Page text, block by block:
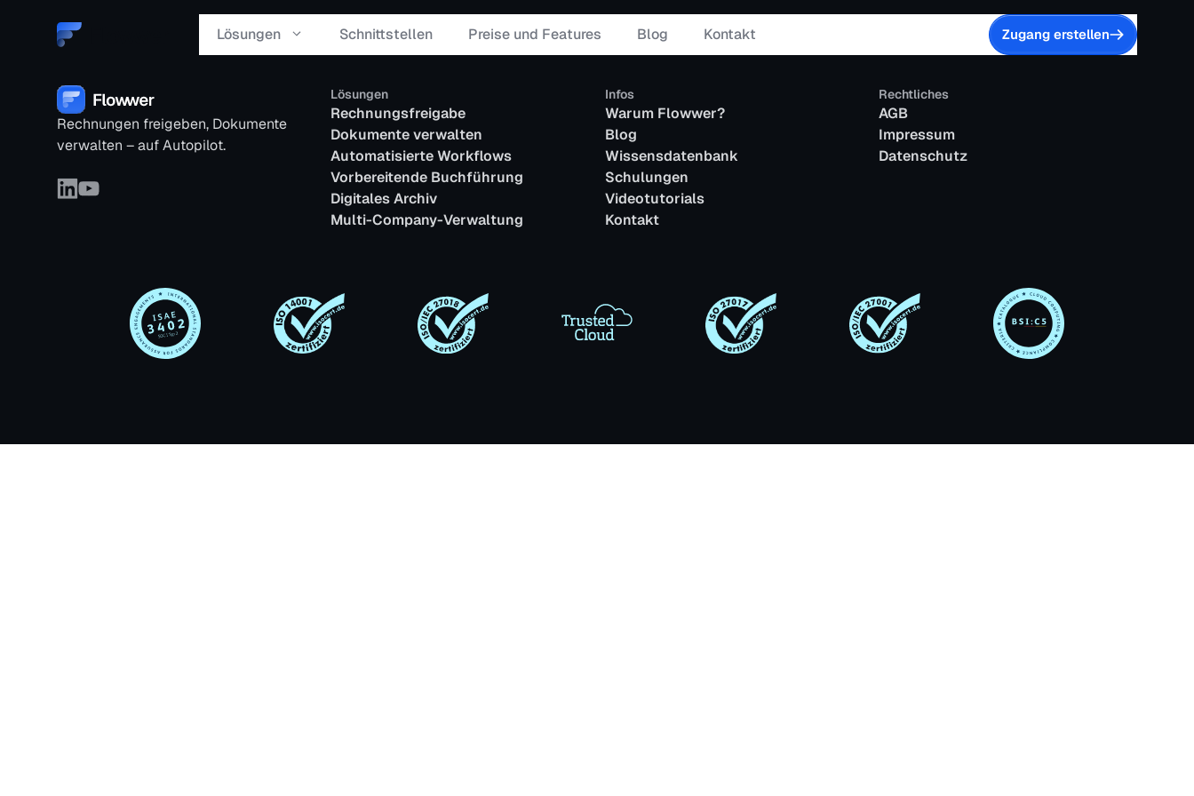
Lösungen
Schnelle & sichere Freigaben mit
automatisierten Workflows.
Effiziente Prozesse für
Bestellungen, Verträge &
Effiziente Prozesse für
Bestellungen, Verträge &
Kontierung automatisieren &
direkt an die Buchhaltung
Standorte &
Tochtergesellschaften zentral
steuern.
Dokumente sicher speichern &
jederzeit per Suche finden.
Schnittstellen Preise und Features Blog Kontakt Zugang erstellen
Rechnungen freigeben, Dokumente
verwalten – auf Autopilot.
Lösungen
Rechnungsfreigabe
Dokumente verwalten
Automatisierte Workflows
Vorbereitende Buchführung
Digitales Archiv
Multi-Company-Verwaltung
Infos
Warum Flowwer?
Blog
Wissensdatenbank
Schulungen
Videotutorials
Kontakt
Rechtliches
AGB
Impressum
Datenschutz